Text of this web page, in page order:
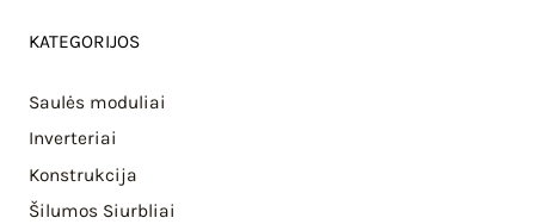
KATEGORIJOS
Saulės moduliai
Inverteriai
Konstrukcija
Šilumos Siurbliai